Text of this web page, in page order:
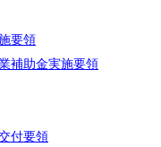
要領
補助金実施要領
付要領